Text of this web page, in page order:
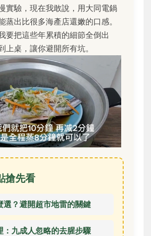
實驗，現在我敢說，用大同電鍋
蒸出比很多海產店還嫩的口感。
要把這些年累積的細節全倒出
上桌，讓你避開所有坑。
搶先看
選？避開超市地雷的關鍵
：九成人忽略的去腥步驟